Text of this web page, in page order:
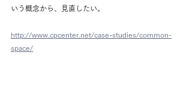
いう概念から、見直したい。
http://www.cpcenter.net/case-studies/common-
space/